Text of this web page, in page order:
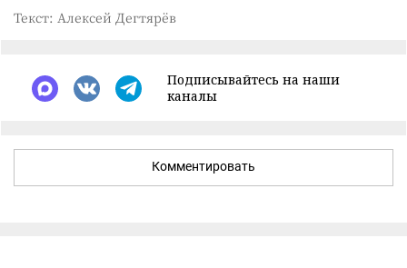
Текст: Алексей Дегтярёв
Подписывайтесь на наши
каналы
Комментировать